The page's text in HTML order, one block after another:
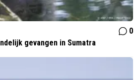
0
gevangen in Sumatra